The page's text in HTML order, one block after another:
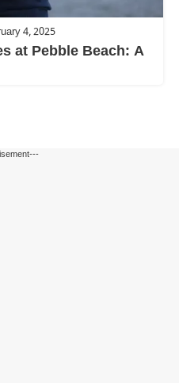
4, 2025
at Pebble Beach: A